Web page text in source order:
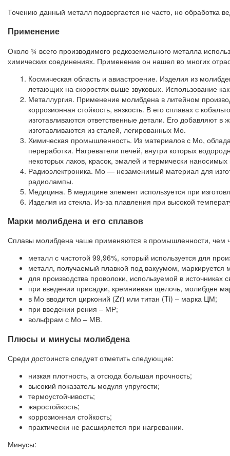
Точению данный металл подвергается не часто, но обработка
Применение
Около 3⁄4 всего производимого редкоземельного металла
химических соединениях. Применение он нашел во многих
Космическая область и авиастроение. Изделия из
летающих на скоростях выше звуковых. Использование
Металлургия. Применение молибдена в литейном
коррозионная стойкость, вязкость. В его сплавах с
изготавливаются ответственные детали. Его добавляют
изготавливаются из сталей, легированных Мо.
Химическая промышленность. Из материалов с Мо,
переработки. Нагреватели печей, внутри которых
некоторых лаков, красок, эмалей и термически
Радиоэлектроника. Мо — незаменимый материал для
радиолампы.
Медицина. В медицине элемент используется при
Изделия из стекла. Из-за плавления при высокой
Марки молибдена и его сплавов
Сплавы молибдена чаше применяются в промышленности, чем
металл с чистотой 99,96%, который используется для
металл, получаемый плавкой под вакуумом,
для производства проволоки, используемой в
при введении присадки, кремниевая щелочь, молибден
в Мо вводится цирконий (Zr) или титан (Ti) – марка ЦМ;
при введении рения – МР;
вольфрам с Мо – МВ.
Плюсы и минусы молибдена
Среди достоинств следует отметить следующие:
низкая плотность, а отсюда большая прочность;
высокий показатель модуля упругости;
термоустойчивость;
жаростойкость;
коррозионная стойкость;
практически не расширяется при нагревании.
Минусы: